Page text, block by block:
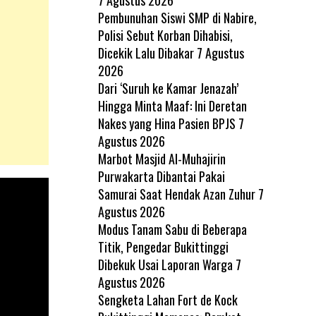
Pembunuhan Siswi SMP di Nabire,
Polisi Sebut Korban Dihabisi,
Dicekik Lalu Dibakar 7 Agustus
2026
Dari ‘Suruh ke Kamar Jenazah’
Hingga Minta Maaf: Ini Deretan
Nakes yang Hina Pasien BPJS 7
Agustus 2026
Marbot Masjid Al-Muhajirin
Purwakarta Dibantai Pakai
Samurai Saat Hendak Azan Zuhur 7
Agustus 2026
Modus Tanam Sabu di Beberapa
Titik, Pengedar Bukittinggi
Dibekuk Usai Laporan Warga 7
Agustus 2026
Sengketa Lahan Fort de Kock